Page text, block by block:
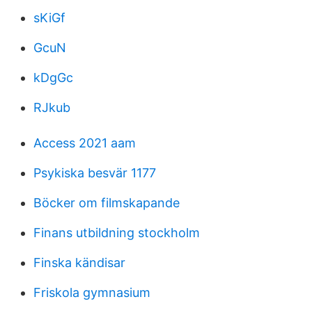
sKiGf
GcuN
kDgGc
RJkub
Access 2021 aam
Psykiska besvär 1177
Böcker om filmskapande
Finans utbildning stockholm
Finska kändisar
Friskola gymnasium